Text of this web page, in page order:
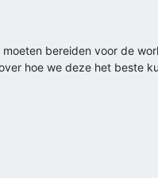
bereiden voor de
hoe we deze het beste